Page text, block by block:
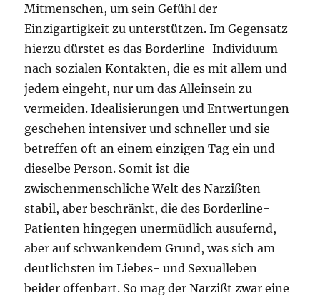
Mitmenschen, um sein Gefühl der
Einzigartigkeit zu unterstützen. Im Gegensatz
hierzu dürstet es das Borderline-Individuum
nach sozialen Kontakten, die es mit allem und
jedem eingeht, nur um das Alleinsein zu
vermeiden. Idealisierungen und Entwertungen
geschehen intensiver und schneller und sie
betreffen oft an einem einzigen Tag ein und
dieselbe Person. Somit ist die
zwischenmenschliche Welt des Narzißten
stabil, aber beschränkt, die des Borderline-
Patienten hingegen unermüdlich ausufernd,
aber auf schwankendem Grund, was sich am
deutlichsten im Liebes- und Sexualleben
beider offenbart. So mag der Narzißt zwar eine